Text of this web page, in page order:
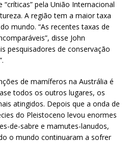
“críticas” pela União Internacional
A região tem a maior taxa
mundo. “As recentes taxas de
disse John
pesquisadores de conservação
de mamíferos na Austrália é
todos os outros lugares, os
atingidos. Depois que a onda de
do Pleistoceno levou enormes
de-sabre e mamutes-lanudos,
o mundo continuaram a sofrer